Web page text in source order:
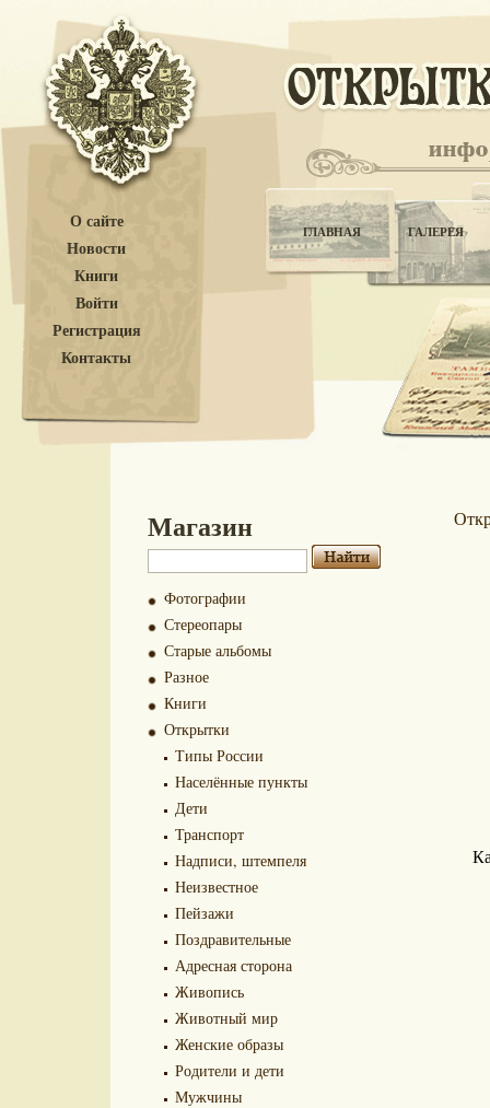
О сайте
Новости
Книги
Войти
Регистрация
Контакты
ГЛАВНАЯ ГАЛЕРЕЯ
Магазин
Фотографии
Стереопары
Старые альбомы
Разное
Книги
Открытки
Типы России
Населённые пункты
Дети
Транспорт
Надписи, штемпеля
Неизвестное
Пейзажи
Поздравительные
Адресная сторона
Живопись
Животный мир
Женские образы
Родители и дети
Мужчины